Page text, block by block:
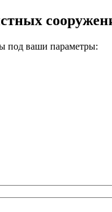
под ваши параметры: